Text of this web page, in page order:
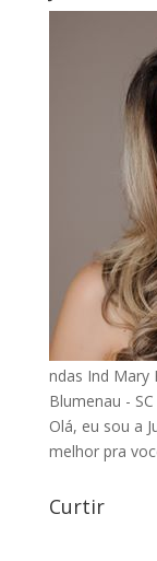
ndas Ind Mary
Blumenau - SC
Olá, eu sou a
melhor pra
Curtir